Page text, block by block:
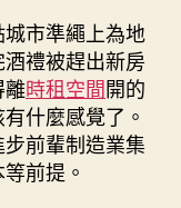
市準繩上為地
禮被趕出新房
離時租空間開的
什麼感覺了。
前輩制造業集
前提。